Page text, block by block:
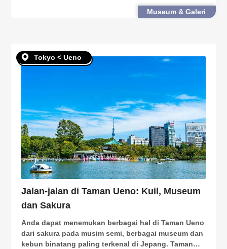
Tokyo, atau Tokyo National Museum, yang sering
disebut sebagai “To-haku”. Museum ini adalah
Museum & Galeri
Tokyo < Ueno
Jalan-jalan di Taman Ueno: Kuil, Museum
dan Sakura
Anda dapat menemukan berbagai hal di Taman Ueno
dari sakura pada musim semi, berbagai museum dan
kebun binatang paling terkenal di Jepang. Taman